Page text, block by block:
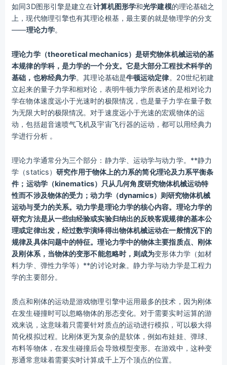
如同3D图形引擎是建立在计算机图形学和光学建模的理论基础之
上，现代物理引擎也有其理论根基，最主要的就是物理学的分支
——理论力学。
理论力学（theoretical mechanics） 是研究物体机械运动的基
本规律的学科，是力学的一个分支。它是大部分工程技术科学的
基础，也称经典力学。其理论基础是牛顿运动定律。20世纪初建
立起来的量子力学和相对论，表明牛顿力学所表述的是相对论力
学在物体速度远小于光速时的极限情况，也是量子力学在量子数
为无限大时的极限情况。对于速度远小于光速的宏观物体的运
动，包括超音速喷气飞机及宇宙飞行器的运动，都可以用经典力
学进行分析 。
理论力学通常分为三个部分：静力学、运动学与动力学。**静力
学（statics）研究作用于物体上的力系的简化理论及力系平衡条
件； 运动学（kinematics） 只从几何角度研究物体机械运动特
性而不涉及物体的受力；动力学（dynamics） 则研究物体机械
运动与受力的关系。动力学是理论力学的核心内容。理论力学的
研究方法是从一些由经验或实验归纳出的反映客观规律的基本公
理或定律出发，经过数学演绎得出物体机械运动在一般情况下的
规律及具体问题中的特征。理论力学中的物体主要指质点、 刚体
及刚体系，当物体的变形不能忽略时，则成为变形体力学（如材
料力学、弹性力学等）**的讨论对象。静力学与动力学是工程力
学的主要部分。
质点和刚体的运动是游戏物理引擎中运用最多的技术，因为刚体
在发生碰撞时可以忽略物体的形态变化。对于需要实时运算的游
戏来说，这意味着只需要针对质点的运动进行模拟，可以极大得
简化模拟过程。比刚体更为复杂的是软体，例如布娃娃、弹球、
布料等物体，在发生碰撞后会导致模型变形。在游戏中，这种变
形通常意味着需要实时计算成千上万个顶点的位置。